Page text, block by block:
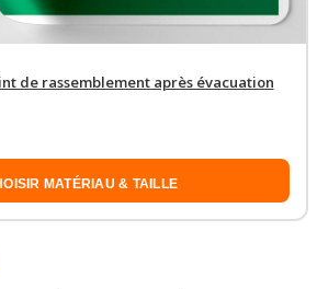
de rassemblement après évacuation
MATÉRIAU & TAILLE